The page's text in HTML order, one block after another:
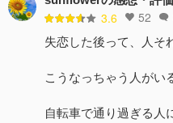
3.6 52
失恋した後って、人そ
こうなっちゃう人がい
自転車で通り過ぎる人